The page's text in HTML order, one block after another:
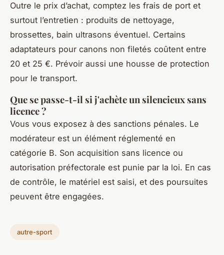
Outre le prix d’achat, comptez les frais de port et
surtout l’entretien : produits de nettoyage,
brossettes, bain ultrasons éventuel. Certains
adaptateurs pour canons non filetés coûtent entre
20 et 25 €. Prévoir aussi une housse de protection
pour le transport.
Que se passe-t-il si j'achète un silencieux sans
licence ?
Vous vous exposez à des sanctions pénales. Le
modérateur est un élément réglementé en
catégorie B. Son acquisition sans licence ou
autorisation préfectorale est punie par la loi. En cas
de contrôle, le matériel est saisi, et des poursuites
peuvent être engagées.
autre-sport